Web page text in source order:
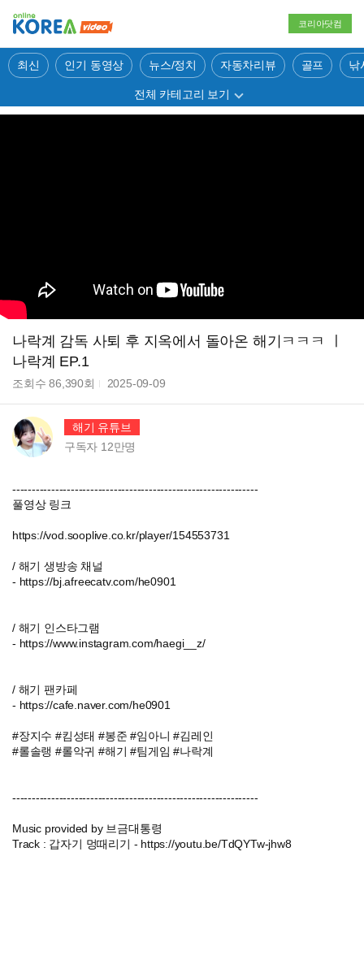
코리아닷컴
최신 인기 동영상 뉴스/정치 자동차리뷰 골프 낚
전체 카테고리 보기
나락계 감독 사퇴 후 지옥에서 돌아온 해기ㅋㅋㅋ ㅣ
나락계 EP.1
조회수86,390회 2025-09-09
해기 유튜브
구독자 12만명
---------------------------------------------------------------
풀영상 링크
https://vod.sooplive.co.kr/player/154553731
/ 해기 생방송 채널
- https://bj.afreecatv.com/he0901
/ 해기 인스타그램
- https://www.instagram.com/haegi__z/
/ 해기 팬카페
- https://cafe.naver.com/he0901
#장지수 #킴성태 #봉준 #임아니 #김레인
#롤솔랭 #롤악귀 #해기 #팀게임 #나락계
---------------------------------------------------------------
Music provided by 브금대통령
Track : 갑자기 멍때리기 - https://youtu.be/TdQYTw-jhw8